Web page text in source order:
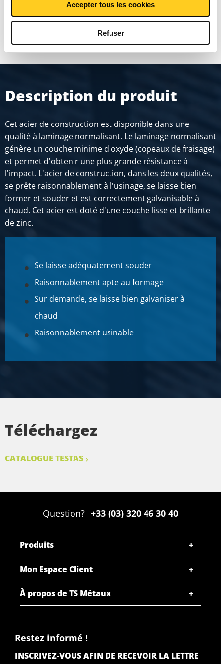
Accepter tous les cookies
Refuser
MONTRER PLUS
Description du produit
Cet acier de construction est disponible dans une
qualité à laminage normalisant. Le laminage normalisant
génère un couche minime d'oxyde (copeaux de fraisage)
et permet d'obtenir une plus grande résistance à
l'impact. L'acier de construction, dans les deux qualités,
se prête raisonnablement à l'usinage, se laisse bien
former et souder et est correctement galvanisable à
chaud. Cet acier est doté d'une couche lisse et brillante
de zinc.
Se laisse adéquatement souder
Raisonnablement apte au formage
Sur demande, se laisse bien galvaniser à
chaud
Raisonnablement usinable
Téléchargez
CATALOGUE TESTAS
Question? +33 (03) 320 46 30 40
Produits
Mon Espace Client
À propos de TS Métaux
Restez informé !
INSCRIVEZ-VOUS AFIN DE RECEVOIR LA LETTRE